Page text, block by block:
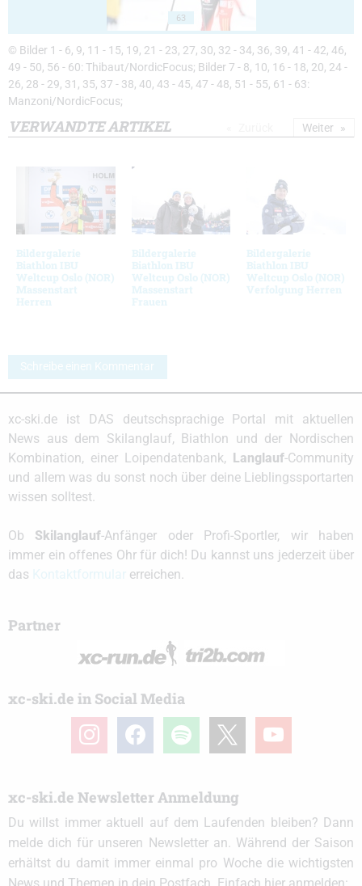
63
© Bilder 1 - 6, 9, 11 - 15, 19, 21 - 23, 27, 30, 32 - 34, 36, 39, 41 - 42, 46,
49 - 50, 56 - 60: Thibaut/NordicFocus; Bilder 7 - 8, 10, 16 - 18, 20, 24 -
26, 28 - 29, 31, 35, 37 - 38, 40, 43 - 45, 47 - 48, 51 - 55, 61 - 63:
Manzoni/NordicFocus;
VERWANDTE ARTIKEL
Bildergalerie
Biathlon IBU
Weltcup Oslo (NOR)
Massenstart
Herren
Bildergalerie
Biathlon IBU
Weltcup Oslo (NOR)
Massenstart
Frauen
Bildergalerie
Biathlon IBU
Weltcup Oslo (NOR)
Verfolgung Herren
Weiter
Schreibe einen Kommentar
xc-ski.de ist DAS deutschsprachige Portal mit aktuellen
News aus dem Skilanglauf, Biathlon und der Nordischen
Kombination, einer Loipendatenbank,
Langlauf-Community
und allem was du sonst noch über deine Lieblingssportarten
wissen solltest.
Ob Skilanglauf-Anfänger oder Profi-Sportler, wir haben
immer ein offenes Ohr für dich! Du kannst uns jederzeit über
das
erreichen.
Partner
xc-ski.de in Social Media
instagramfacebook spotify youtube
xc-ski.de Newsletter Anmeldung
Du willst immer aktuell auf dem Laufenden bleiben? Dann
melde dich für unseren Newsletter an. Während der Saison
erhältst du damit immer einmal pro Woche die wichtigsten